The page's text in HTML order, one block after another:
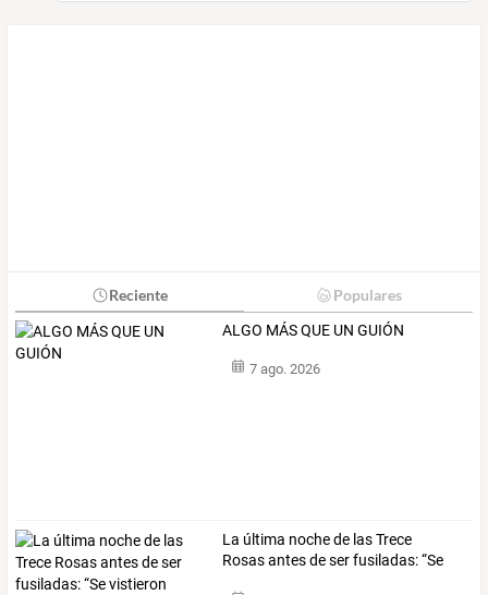
Reciente Populares
ALGO MÁS QUE UN GUIÓN
7 ago. 2026
La última nochede lasTrece
Rosasantesdeserfusiladas:“Se